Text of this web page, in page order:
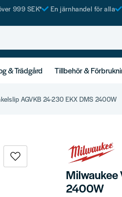
999 SEK* En järnhandel för alla
& Trädgård Tillbehör &
AGVKB 24-230 EKX DMS 2400W
Milwaukee
2400W